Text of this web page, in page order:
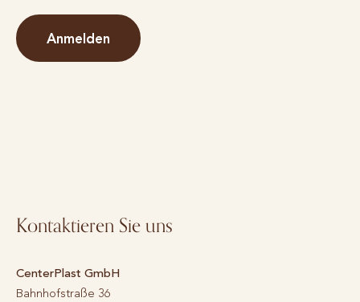
Anmelden
Kontaktieren Sie uns
CenterPlast GmbH
Bahnhofstraße 36